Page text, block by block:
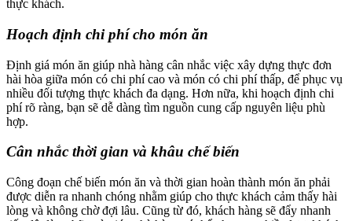
thực khách.
Hoạch định chi phí cho món ăn
Định giá món ăn giúp nhà hàng cân nhắc việc xây dựng thực đơn
hài hòa giữa món có chi phí cao và món có chi phí thấp, để phục vụ
nhiều đối tượng thực khách đa dạng. Hơn nữa, khi hoạch định chi
phí rõ ràng, bạn sẽ dễ dàng tìm nguồn cung cấp nguyên liệu phù
hợp.
Cân nhắc thời gian và khâu chế biến
Công đoạn chế biến món ăn và thời gian hoàn thành món ăn phải
được diễn ra nhanh chóng nhằm giúp cho thực khách cảm thấy hài
lòng và không chờ đợi lâu. Cũng từ đó, khách hàng sẽ đẩy nhanh